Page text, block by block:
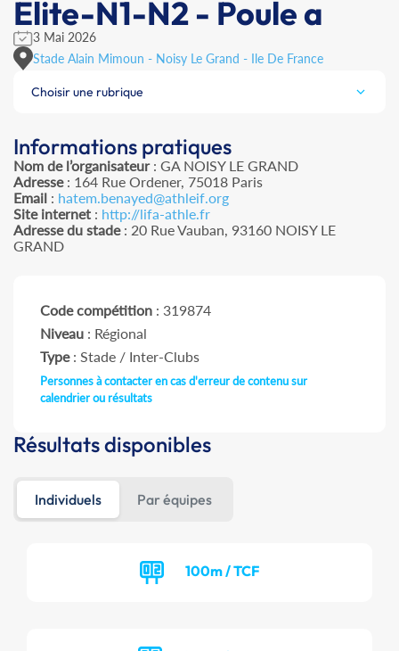
Elite-N1-N2 - Poule a
3 Mai 2026
Stade Alain Mimoun - Noisy Le Grand - Ile De France
Choisir une rubrique
Informations pratiques
Nom de l’organisateur: GA NOISY LE GRAND
Adresse: 164 Rue Ordener, 75018 Paris
Email : hatem.benayed@athleif.org
Site internet : http://lifa-athle.fr
Adresse du stade: 20 Rue Vauban, 93160 NOISY LE
GRAND
Code compétition : 319874
Niveau : Régional
Type: Stade / Inter-Clubs
Personnes à contacter en cas d'erreur de contenu sur
calendrier ou résultats
Résultats disponibles
Individuels Par équipes
100m / TCF